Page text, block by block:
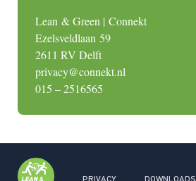
Lean & Green | Connekt
Ezelsveldlaan 59
2611 RV Delft
privacy@connekt.nl
015 – 2516565
PRIVACY DOWNLOADS